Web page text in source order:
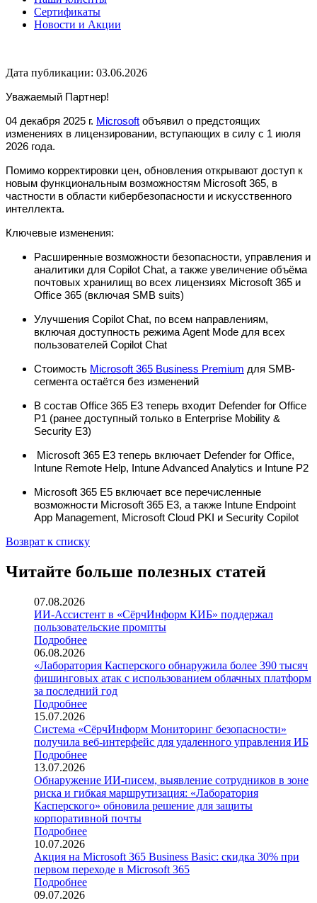
Сертификаты
Новости и Акции
Дата публикации: 03.06.2026
Уважаемый Партнер!
04 декабря 2025 г. Microsoft объявил о предстоящих
изменениях в лицензировании, вступающих в силу с 1 июля
2026 года.
Помимо корректировки цен, обновления открывают доступ к
новым функциональным возможностям Microsoft 365, в
частности в области кибербезопасности и искусственного
интеллекта.
Ключевые изменения:
Расширенные возможности безопасности, управления и
аналитики для Copilot Chat, а также увеличение объёма
почтовых хранилищ во всех лицензиях Microsoft 365 и
Office 365 (включая SMB suits)
Улучшения Copilot Chat, по всем направлениям,
включая доступность режима Agent Mode для всех
пользователей Copilot Chat
Стоимость Microsoft 365 Business Premium для SMB-
сегмента остаётся без изменений
В состав Office 365 E3 теперь входит Defender for Office
P1 (ранее доступный только в Enterprise Mobility &
Security E3)
Microsoft 365 E3 теперь включает Defender for Office,
Intune Remote Help, Intune Advanced Analytics и Intune P2
Microsoft 365 E5 включает все перечисленные
возможности Microsoft 365 E3, а также Intune Endpoint
App Management, Microsoft Cloud PKI и Security Copilot
Возврат к списку
Читайте больше полезных статей
07.08.2026
ИИ-Ассистент в «СёрчИнформ КИБ» поддержал
пользовательские промпты
Подробнее
06.08.2026
«Лаборатория Касперского обнаружила более 390 тысяч
фишинговых атак с использованием облачных платформ
за последний год
Подробнее
15.07.2026
Система «СёрчИнформ Мониторинг безопасности»
получила веб-интерфейс для удаленного управления ИБ
Подробнее
13.07.2026
Обнаружение ИИ-писем, выявление сотрудников в зоне
риска и гибкая маршрутизация: «Лаборатория
Касперского» обновила решение для защиты
корпоративной почты
Подробнее
10.07.2026
Акция на Microsoft 365 Business Basic: скидка 30% при
первом переходе в Microsoft 365
Подробнее
09.07.2026